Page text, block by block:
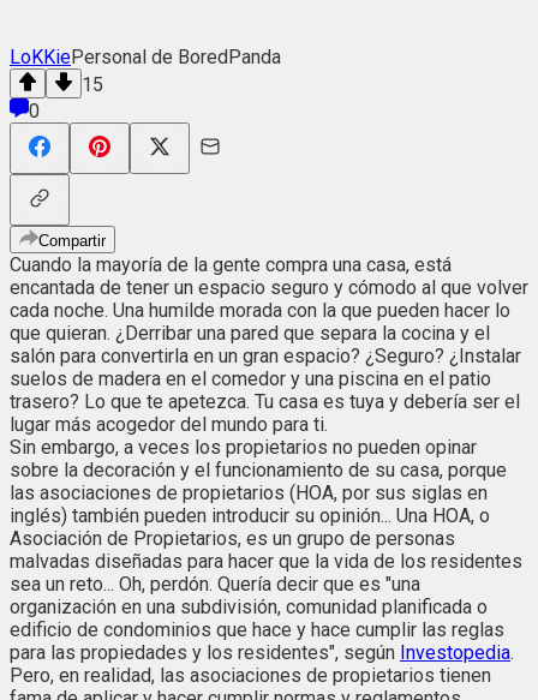
LoKKiePersonal de BoredPanda
15
0
Compartir
Cuando la mayoría de la gente compra una casa, está
encantada de tener un espacio seguro y cómodo al que volver
cada noche. Una humilde morada con la que pueden hacer lo
que quieran. ¿Derribar una pared que separa la cocina y el
salón para convertirla en un gran espacio? ¿Seguro? ¿Instalar
suelos de madera en el comedor y una piscina en el patio
trasero? Lo que te apetezca. Tu casa es tuya y debería ser el
lugar más acogedor del mundo para ti.
Sin embargo, a veces los propietarios no pueden opinar
sobre la decoración y el funcionamiento de su casa, porque
las asociaciones de propietarios (HOA, por sus siglas en
inglés) también pueden introducir su opinión... Una HOA, o
Asociación de Propietarios, es un grupo de personas
malvadas diseñadas para hacer que la vida de los residentes
sea un reto... Oh, perdón. Quería decir que es "una
organización en una subdivisión, comunidad planificada o
edificio de condominios que hace y hace cumplir las reglas
para las propiedades y los residentes", según Investopedia.
Pero, en realidad, las asociaciones de propietarios tienen